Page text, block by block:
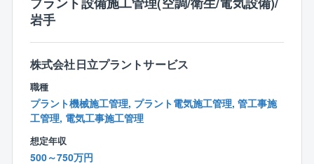
の取組姿勢
〇電気設備工事業界の中で上位売上高（独立系ではト
ップクラス）
〇独立系･非上場企業ならではの自分達が事業の主体の
迅速かつ柔軟な経営方針の決定
〇個性･発想を大事にする社内風土
〇有名･大規模物件へ携わることが可能
〇建物の種類も多岐に渡るため様々な経験が可能
岩手
株式会社日立プラントサービス
職種
プラント機械施工管理, プラント電気施工管理, 管工事施
工管理, 電気工事施工管理
想定年収
500～750万円